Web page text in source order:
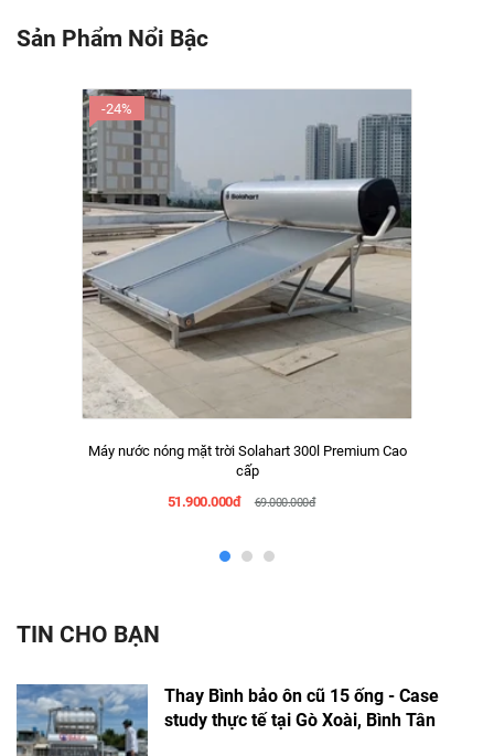
Sản Phẩm Nổi Bậc
-24%
Máy nước nóng mặt trời Solahart 300l Premium Cao
cấp
51.900.000đ
69.000.000đ
TIN CHO BẠN
Thay Bình bảo ôn cũ 15 ống - Case
study thực tế tại Gò Xoài, Bình Tân